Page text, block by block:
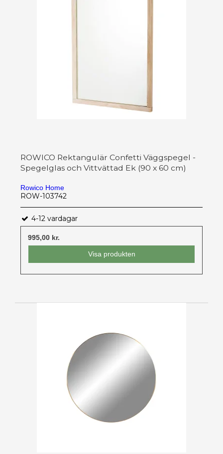
ROWICO Rektangulär Confetti Väggspegel -
Spegelglas och Vittvättad Ek (90 x 60 cm)
Rowico Home
ROW-103742
4-12 vardagar
995,00 kr.
Visa produkten